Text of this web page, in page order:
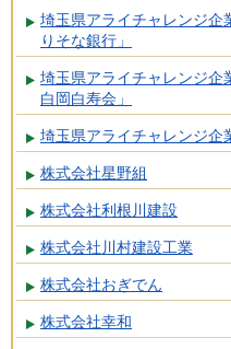
埼玉県アライチャレンジ企
りそな銀行」
埼玉県アライチャレンジ企
白岡白寿会」
埼玉県アライチャレンジ企
株式会社星野組
株式会社利根川建設
株式会社川村建設工業
株式会社おぎでん
株式会社幸和